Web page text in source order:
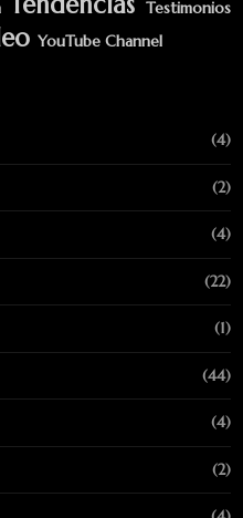
Testimonios
YouTube Channel
(4)
(2)
(4)
(22)
(1)
(44)
(4)
(2)